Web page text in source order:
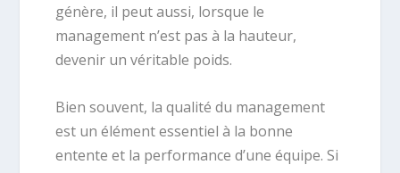
génère, il peut aussi, lorsque le
management n’est pas à la hauteur,
devenir un véritable poids.
Bien souvent, la qualité du management
est un élément essentiel à la bonne
entente et la performance d’une équipe. Si